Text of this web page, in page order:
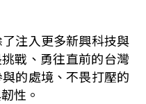
注入更多新興科技與
戰、勇往直前的台灣
的處境、不畏打壓的
性。